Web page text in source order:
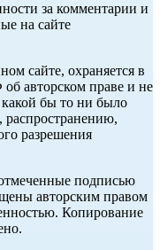
за комментарии и
на сайте
сайте, охраняется в
об авторском праве и не
бы то ни было
распространению,
разрешения
подписью
авторским правом
Копирование